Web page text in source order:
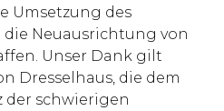
Umsetzung des
Neuausrichtung von
Unser Dank gilt
Dresselhaus, die dem
schwierigen